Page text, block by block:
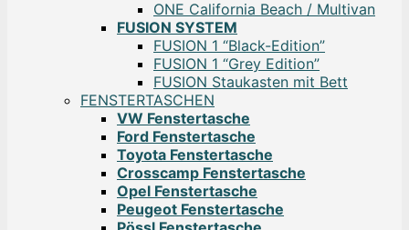
ONE California Beach / Multivan
FUSION SYSTEM
FUSION 1 “Black-Edition”
FUSION 1 “Grey Edition”
FUSION Staukasten mit Bett
FENSTERTASCHEN
VW Fenstertasche
Ford Fenstertasche
Toyota Fenstertasche
Crosscamp Fenstertasche
Opel Fenstertasche
Peugeot Fenstertasche